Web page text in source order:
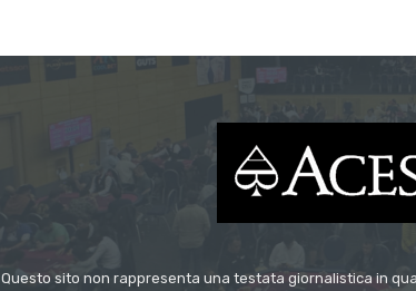
Questo sito non rappresenta una testata giornalistica in